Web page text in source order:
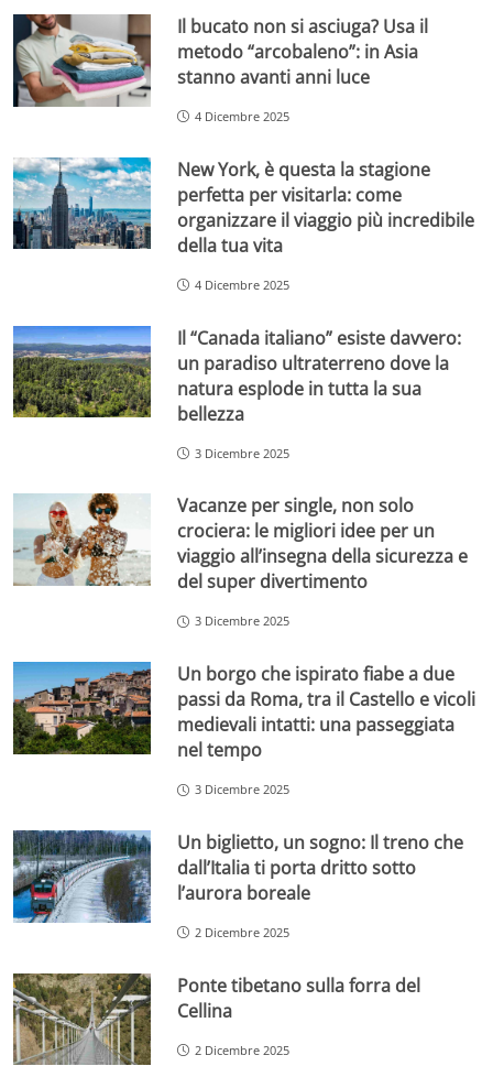
Il bucato non si asciuga? Usa il
metodo “arcobaleno”: in Asia
stanno avanti anni luce
4 Dicembre 2025
New York, è questa la stagione
perfetta per visitarla: come
organizzare il viaggio più incredibile
della tua vita
4 Dicembre 2025
Il “Canada italiano” esiste davvero:
un paradiso ultraterreno dove la
natura esplode in tutta la sua
bellezza
3 Dicembre 2025
Vacanze per single, non solo
crociera: le migliori idee per un
viaggio all’insegna della sicurezza e
del super divertimento
3 Dicembre 2025
Un borgo che ispirato fiabe a due
passi da Roma, tra il Castello e vicoli
medievali intatti: una passeggiata
nel tempo
3 Dicembre 2025
Un biglietto, un sogno: Il treno che
dall’Italia ti porta dritto sotto
l’aurora boreale
2 Dicembre 2025
Ponte tibetano sulla forra del
Cellina
2 Dicembre 2025